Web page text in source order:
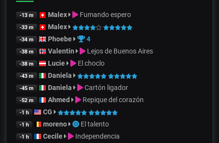
-13 m Malex Fumando espero
-33 m Malex
-34 m Phoebe 4
-38 m Valentin Lejos de Buenos Aires
-38 m Lucie El choclo
-43 m Daniela
-45 m Daniela Cartón ligador
-52 m Ahmed Repique del corazón
-1 h CG
-1 h moreno El talento
-1 h Cecile Independencia